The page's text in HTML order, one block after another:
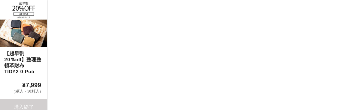
【超早割
20％off】整理整
頓革財布
TIDY2.0 Puti ...
¥7,999
（税込・送料込）
購入終了